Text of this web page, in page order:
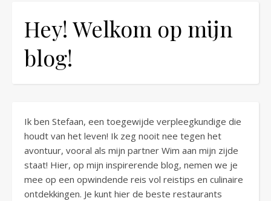
Hey! Welkom op mijn
blog!
Ik ben Stefaan, een toegewijde verpleegkundige die
houdt van het leven! Ik zeg nooit nee tegen het
avontuur, vooral als mijn partner Wim aan mijn zijde
staat! Hier, op mijn inspirerende blog, nemen we je
mee op een opwindende reis vol reistips en culinaire
ontdekkingen. Je kunt hier de beste restaurants